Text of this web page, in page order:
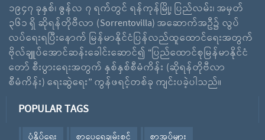
၁၉၄၇ ခုနှစ်၊ ဇွန်လ ၇ ရက်တွင် ရန်ကုန်မြို့၊ ပြည်လမ်း၊ အမှတ်
၃၆၁ ရှိ ဆိုရန်တိုဗီလာ (Sorrentovilla) အဆောက်အဦ၌ လွပ်
လပ်ရေးရပြီးနောက် မြန်မာနိုင်ငံပြန်လည်ထူထောင်ရေးအတွက်
ဗိုလ်ချူပ်အောင်ဆန်းခေါင်းဆောင်၍ “ပြည်ထောင်စုမြန်မာနိုင်ငံ
တော် စီးပွားရေးအတွက် နှစ်နှစ်စီမံကိန်း (ဆိုရန်တိုဗီလာ
စီမံကိန်း) ရေးဆွဲရေး” ကွန်ဖရင့်တစ်ခု ကျင်းပခဲ့ပါသည်။
POPULAR TAGS
ပုံနှိပ်ရေး စာပေရေချမ်းစင်
စာအုပ်များ